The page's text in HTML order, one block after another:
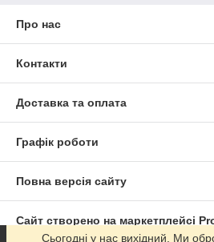
Про нас
Контакти
Доставка та оплата
Графік роботи
Повна версія сайту
Сайт створено на маркетплейсі
Сьогодні у нас вихідний. Ми